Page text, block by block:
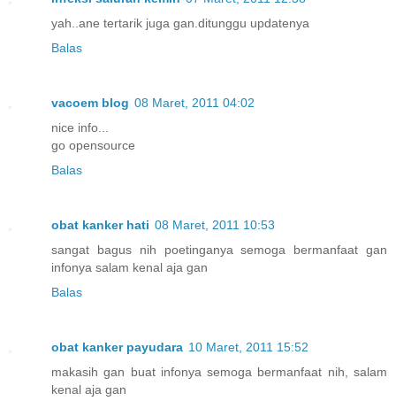
yah..ane tertarik juga gan.ditunggu updatenya
Balas
vacoem blog 08 Maret, 2011 04:02
nice info...
go opensource
Balas
obat kanker hati 08 Maret, 2011 10:53
sangat bagus nih poetinganya semoga bermanfaat gan
infonya salam kenal aja gan
Balas
obat kanker payudara 10 Maret, 2011 15:52
makasih gan buat infonya semoga bermanfaat nih, salam
kenal aja gan